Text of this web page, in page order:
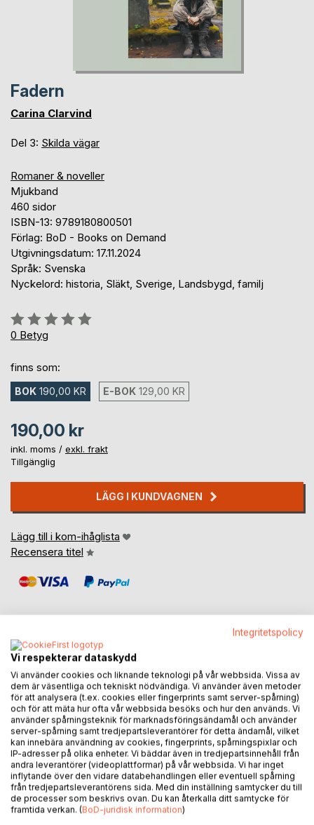
Fadern
Carina Clarvind
Del 3: Skilda vägar
Romaner & noveller
Mjukband
460 sidor
ISBN-13: 9789180800501
Förlag: BoD - Books on Demand
Utgivningsdatum: 17.11.2024
Språk: Svenska
Nyckelord: historia, Släkt, Sverige, Landsbygd, familj
Betyg::
0%
0 Betyg
finns som:
BOK 190,00 KR E-BOK 129,00 KR
190,00 kr
inkl. moms / exkl. frakt
Tillgänglig
LÄGG I KUNDVAGNEN
Lägg till i kom-ihåglista
Recensera titel
BESKRIVNING
1905 dör Alfreds älskade hustru Clara i Rök socken,
Östergötland. Han flyr och lämnar sina sju barn åt sitt öde.
Vart tar han vägen och varför flyr han? För att få svar
backar vi tillbaka till Alfreds egen uppväxt i Västergötland
och följer honom genom livet tills han går bort på 40-talet i
Vintrosa utanför Örebro.
Detta är den tredje boken i serien Skilda vägar. I de två
första får vi följa Alfreds söner, Georg och Valter, som blir
Integritetspolicy
Vi respekterar dataskydd
Vi använder cookies och liknande teknologi på vår webbsida. Vissa av
dem är väsentliga och tekniskt nödvändiga. Vi använder även metoder
för att analysera (t.ex. cookies eller fingerprints samt server-spårning)
och för att mäta hur ofta vår webbsida besöks och hur den används. Vi
använder spårningsteknik för marknadsföringsändamål och använder
server-spårning samt tredjepartsleverantörer för detta ändamål, vilket
kan innebära användning av cookies, fingerprints, spårningspixlar och
IP-adresser på olika enheter. Vi bäddar även in tredjepartsinnehåll från
andra leverantörer (videoplattformar) på vår webbsida. Vi har inget
inflytande över den vidare databehandlingen eller eventuell spårning
från tredjepartsleverantörens sida. Med din inställning samtycker du till
de processer som beskrivs ovan. Du kan återkalla ditt samtycke för
framtida verkan. (BoD-juridisk information)